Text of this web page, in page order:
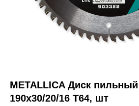
METALLICA Диск
190х30/20/16 Т64, шт